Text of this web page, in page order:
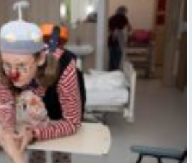
sirdsiltumu: Dakteri Klauni uzsāk darbu